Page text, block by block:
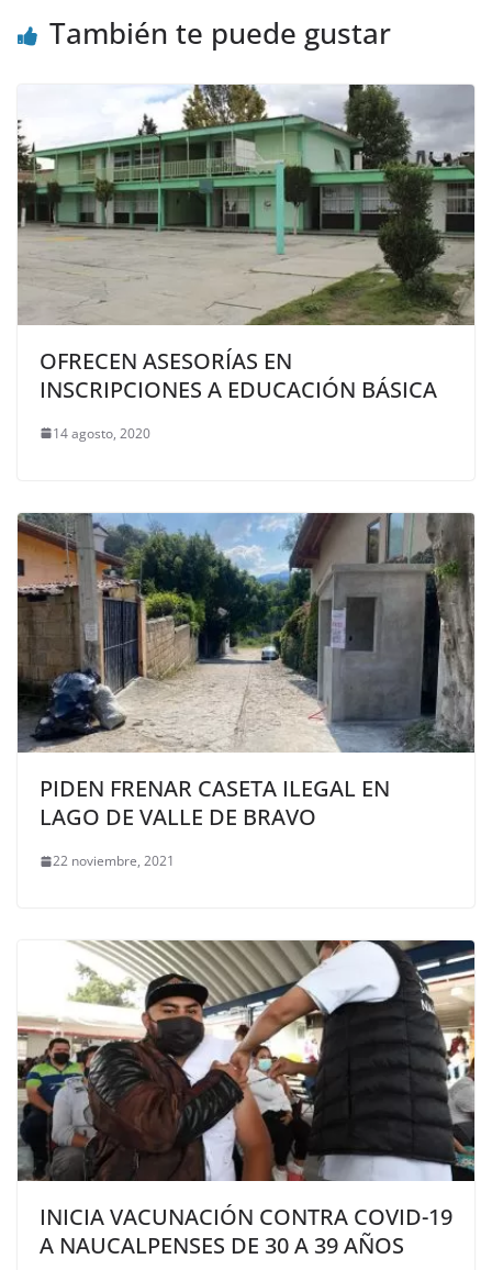
También te puede gustar
OFRECEN ASESORÍAS EN
INSCRIPCIONES A EDUCACIÓN BÁSICA
14 agosto, 2020
PIDEN FRENAR CASETA ILEGAL EN
LAGO DE VALLE DE BRAVO
22 noviembre, 2021
INICIA VACUNACIÓN CONTRA COVID-19
A NAUCALPENSES DE 30 A 39 AÑOS